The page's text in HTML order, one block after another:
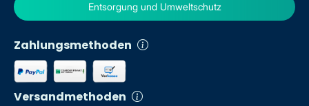
Zahlungsmethoden
Versandmethoden
Entsorgung und Umweltschutz